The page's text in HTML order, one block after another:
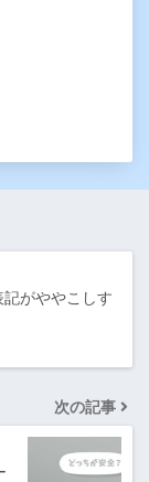
がややこしす
次の記事